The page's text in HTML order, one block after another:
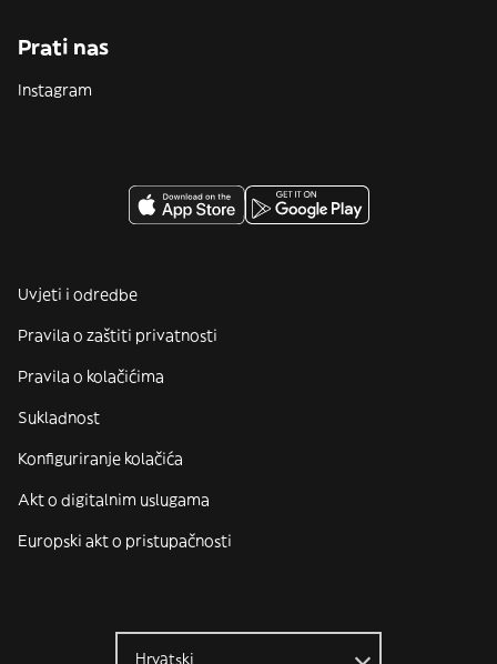
Prati nas
Instagram
Uvjeti i odredbe
Pravila o zaštiti privatnosti
Pravila o kolačićima
Sukladnost
Konfiguriranje kolačića
Akt o digitalnim uslugama
Europski akt o pristupačnosti